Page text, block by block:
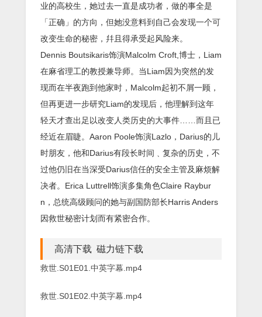
业的高校生，她过去一直是成功者，做的事全是
「正确」的方向，但她没意料到自己会发现一个可
改变生命的秘密，幷且得承受起风险来。
Dennis Boutsikaris饰演Malcolm Croft,博士，Liam
在麻省理工的教授兼导师。当Liam因为突然的发
现而在半夜跑到他家时，Malcolm起初不屑一顾，
但再更进一步研究Liam的发现后，他理解到这年
轻天才查出足以改变人类历史的大事件……而且已
经近在眉睫。Aaron Poole饰演Lazlo，Darius的儿
时朋友，他和Darius有段长时间﹑复杂的历史，不
过他仍旧在当深受Darius信任的安全主管及麻烦解
决者。Erica Luttrell饰演多集角色Claire Raybur
n，总统高级顾问的她与副国防部长Harris Anders
因救世秘密计划而有紧密合作。
高清下载 磁力链下载
救世.S01E01.中英字幕.mp4
救世.S01E02.中英字幕.mp4